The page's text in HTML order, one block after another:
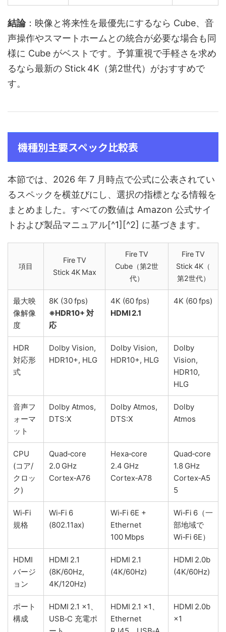
結論：映像と将来性を最優先にするなら Cube、音
声操作やスマートホームとの統合が必要な場合も同
様に Cube がベストです。予算重視で手軽さを求め
るなら最新の Stick 4K（第2世代）がおすすめで
す。
機種別主要スペック比較表
本節では、2026 年 7 月時点で公式に公表されてい
るスペックを横並びにし、選択の指標となる情報を
まとめました。すべての数値は Amazon 公式サイ
トおよび製品マニュアル[^1][^2] に基づきます。
項目
Fire TV
Stick 4K Max
Fire TV
Cube（第2世
代）
Fire TV
Stick 4K（
第2世代）
最大映
像解像
度
8K (30 fps)
※HDR10+ 対
応
4K (60 fps)
HDMI 2.1
4K (60 fps)
HDR
対応形
式
Dolby Vision,
HDR10+, HLG
Dolby Vision,
HDR10+, HLG
Dolby
Vision,
HDR10,
HLG
音声フ
ォーマ
ット
Dolby Atmos,
DTS:X
Dolby Atmos,
DTS:X
Dolby
Atmos
CPU
(コア/
クロッ
ク)
Quad‑core
2.0 GHz
Cortex‑A76
Hexa‑core
2.4 GHz
Cortex‑A78
Quad‑core
1.8 GHz
Cortex‑A5
5
Wi‑Fi
規格
Wi‑Fi 6
(802.11ax)
Wi‑Fi 6E +
Ethernet
100 Mbps
Wi‑Fi 6（一
部地域で
Wi‑Fi 6E）
HDMI
バージ
ョン
HDMI 2.1
(8K/60Hz,
4K/120Hz)
HDMI 2.1
(4K/60Hz)
HDMI 2.0b
(4K/60Hz)
ポート
構成
HDMI 2.1 ×1、
USB‑C 充電ポ
HDMI 2.1 ×1、
Ethernet
HDMI 2.0b
×1